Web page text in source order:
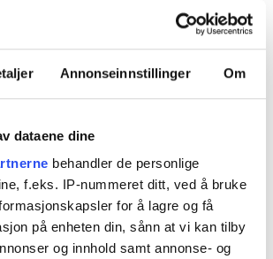
Annonseinnstillinger Om
dataene dine
behandler de personlige
f.eks. IP-nummeret ditt, ved å bruke
for å lagre og få
på enheten din, sånn at vi kan tilby
og innhold samt annonse- og
(TBU) på vegne av
organisasjoner.
kvartalsvise møter mellom
organisasjoner og regjeringen,
kan løftes og drøftes.
få egen sak om
og pensjonistenes
til behandling i vårsesjonen og
som i dag.